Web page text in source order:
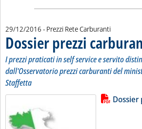
29/12/2016 - Prezzi Rete Carburanti
Dossier prezzi
I prezzi praticati in self service e servito
dall'Osservatorio prezzi carburanti del
Staffetta
Leggi tutta
Lista allegati PDF alla notizia